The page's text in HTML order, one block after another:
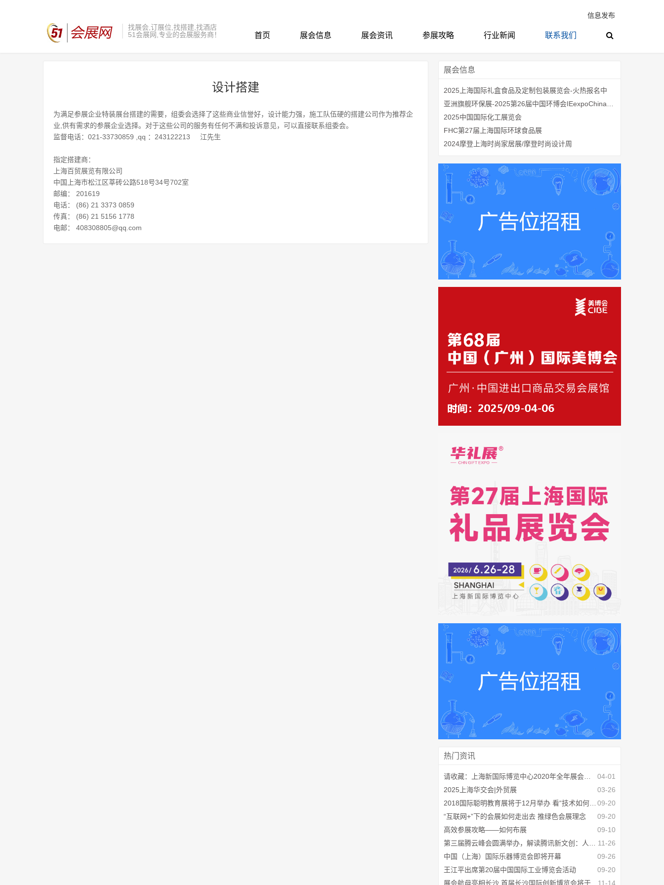
信息发布
找展会,订展位 ,找搭建 ,找酒店
51会展网 专业的会展服务商！ 首页 展会信息 展会资讯 参展攻略 行业新闻 联系我们
设计搭建
为满足参展企业特装展台搭建的需要，组委会选择了这些商业信誉好，设计能力强，施工队伍硬的搭建公司作为推荐企
业,供有需求的参展企业选择。对于这些公司的服务有任何不满和投诉意见，可以直接联系组委会。
监督电话：021-33730859 ,qq ：243122213 江先生
指定搭建商：
上海百贸展览有限公司
中国上海市松江区莘砖公路518号34号702室
邮编： 201619
电话： (86) 21 3373 0859
传真： (86) 21 5156 1778
电邮： 408308805@qq.com
展会信息
2025上海国际礼盒食品及定制包装展览会-火热报名中
2025中国国际化工展览会
FHC第27届上海国际环球食品展
2024摩登上海时尚家居展/摩登时尚设计周
热门资讯
04-01
请收藏：上海新国际博览中心2020年全年展会计划
03-26
2025上海华交会|外贸展
09-20
2018国际聪明教育展将于12月举办 看“技术如何改变教育未来”
09-20
“互联网+”下的会展如何走出去 推绿色会展理念
09-10
高效参展攻略——如何布展
11-26
第三届腾云峰会圆满举办，解读腾讯新文创：人人可定义的夸姣糊口
09-26
中国（上海）国际乐器博览会即将开幕
09-20
王江平出席第20届中国国际工业博览会活动
11-14